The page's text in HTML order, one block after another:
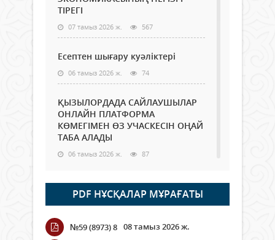
ТІРЕГІ
07 тамыз 2026 ж. 567
Есептен шығару куәліктері
06 тамыз 2026 ж. 74
ҚЫЗЫЛОРДАДА САЙЛАУШЫЛАР
ОНЛАЙН ПЛАТФОРМА
КӨМЕГІМЕН ӨЗ УЧАСКЕСІН ОҢАЙ
ТАБА АЛАДЫ
06 тамыз 2026 ж. 87
Open Air: Қызылорда облысы
полиция департаменті 20
мыңнан астам көрерменнің
қауіпсіздігін қамтамасыз етті
06 тамыз 2026 ж.
PDF НҰСҚАЛАР МҰРАҒАТЫ
№59 (8973) 8 08 тамыз 2026 ж.